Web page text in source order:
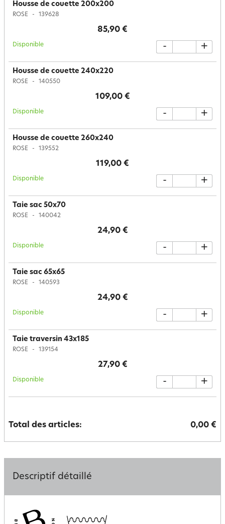
Housse de couette 200x200
ROSE 139628
85,90 €
Disponible - +
Housse de couette 240x220
ROSE 140550
109,00 €
Disponible - +
Housse de couette 260x240
ROSE 139552
119,00 €
Disponible - +
Taie sac 50x70
ROSE 140042
24,90 €
Disponible - +
Taie sac 65x65
ROSE 140593
24,90 €
Disponible - +
Taie traversin 43x185
ROSE 139154
27,90 €
Disponible - +
Total des articles: 0,00 €
Descriptif détaillé